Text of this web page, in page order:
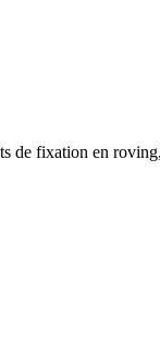
de fixation en